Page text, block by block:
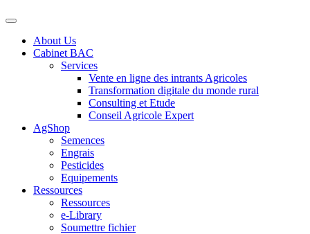
About Us
Cabinet BAC
Services
Vente en ligne des intrants Agricoles
Transformation digitale du monde rural
Consulting et Etude
Conseil Agricole Expert
AgShop
Semences
Engrais
Pesticides
Equipements
Ressources
Ressources
e-Library
Soumettre fichier